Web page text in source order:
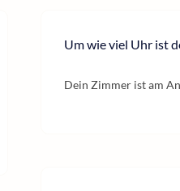
Um wie viel Uhr ist
Dein Zimmer ist am